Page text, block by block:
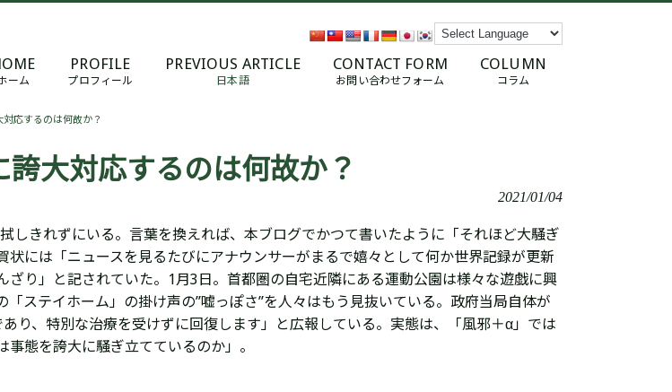
ーム
PROFILE
プロフィール
PREVIOUS ARTICLE
日本語
CONTACT FORM
お問い合わせフォーム
COLUMN
コラム
応するのは何故か？
大対応するのは何故か？
2021/01/04
しきれずにいる。言葉を換えれば、本ブログでかつて書いたように「それほど大騒ぎ
には「ニュースを見るたびにアナウンサーがまるで嬉々として何か世界記録が更新
り」と記されていた。1月3日。首都圏の自宅近隣にある運動公園は様々な遊戯に興
「ステイホーム」の掛け声の”嘘っぽさ”を人々はもう見抜いている。政府当局自体が
り、特別な治療を受けずに回復します」と広報している。実態は、「風邪＋α」では
態を誇大に騒ぎ立てているのか」。